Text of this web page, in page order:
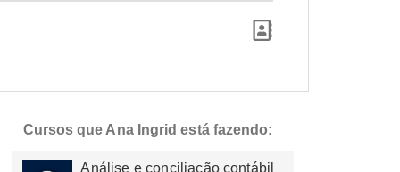
Cursos que Ana Ingrid está fazendo:
Análise e conciliação contábil